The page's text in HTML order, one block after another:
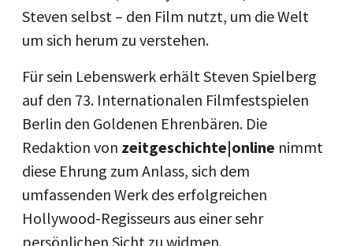
Steven selbst – den Film nutzt, um die Welt
um sich herum zu verstehen.
Für sein Lebenswerk erhält Steven Spielberg
auf den 73. Internationalen Filmfestspielen
Berlin den Goldenen Ehrenbären. Die
Redaktion von zeitgeschichte|online nimmt
diese Ehrung zum Anlass, sich dem
umfassenden Werk des erfolgreichen
Hollywood-Regisseurs aus einer sehr
persönlichen Sicht zu widmen.